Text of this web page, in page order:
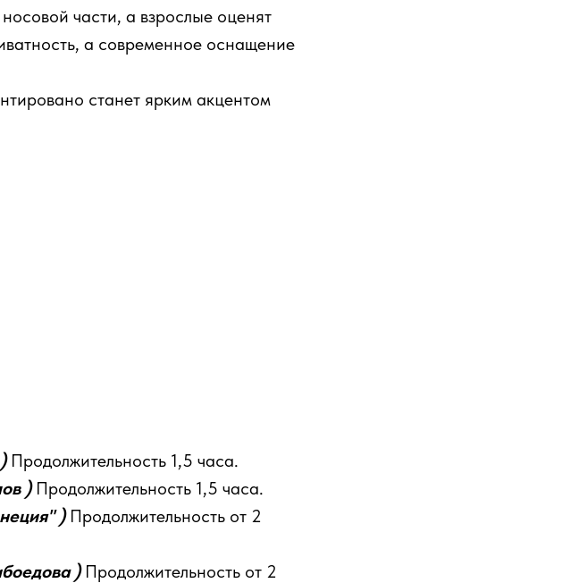
части, а взрослые оценят
а современное оснащение
станет ярким акцентом
Продолжительность 1,5 часа.
) Продолжительность 1,5 часа.
) Продолжительность от 2
) Продолжительность от 2